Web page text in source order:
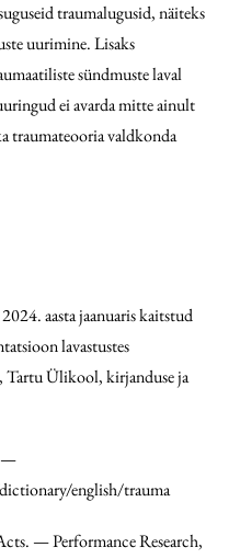
traumalugusid, näiteks
uurimine. Lisaks
sündmuste laval
ei avarda mitte ainult
traumateooria valdkonda
aasta jaanuaris kaitstud
lavastustes
Tartu Ülikool, kirjanduse ja
—
english/trauma
— Performance Research,